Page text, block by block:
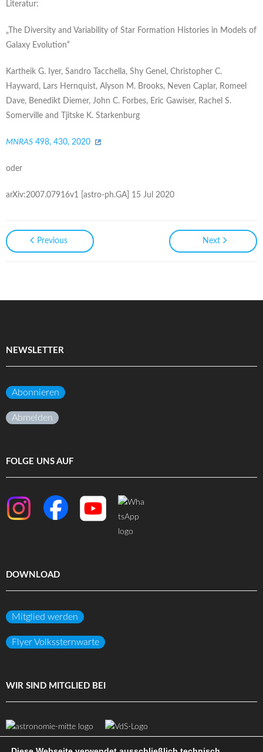
Literatur:
„The Diversity and Variability of Star Formation Histories in Models of
Galaxy Evolution“
Kartheik G. Iyer, Sandro Tacchella, Shy Genel, Christopher C.
Hayward, Lars Hernquist, Alyson M. Brooks, Neven Caplar, Romeel
Dave, Benedikt Diemer, John C. Forbes, Eric Gawiser, Rachel S.
Somerville and Tjitske K. Starkenburg
MNRAS 498, 430, 2020
oder
arXiv:2007.07916v1 [astro-ph.GA] 15 Jul 2020
Previous Next
NEWSLETTER
Abonnieren
Abmelden
FOLGE UNS AUF
DOWNLOAD
Mitglied werden
Flyer Volkssternwarte
WIR SIND MITGLIED BEI